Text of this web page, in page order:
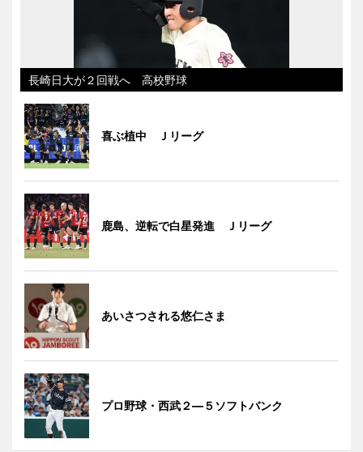
長崎日大が２回戦へ 高校野球
喜ぶ植中 Ｊリーグ
鹿島、逆転で白星発進 Ｊリーグ
あいさつされる悠仁さま
プロ野球・西武２―５ソフトバンク